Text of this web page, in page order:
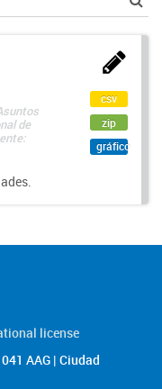
de
csv
zip
gráfico
license
AAG | Ciudad